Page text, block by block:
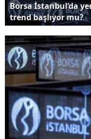
Borsa İstanbul’da
trend başlıyor mu?